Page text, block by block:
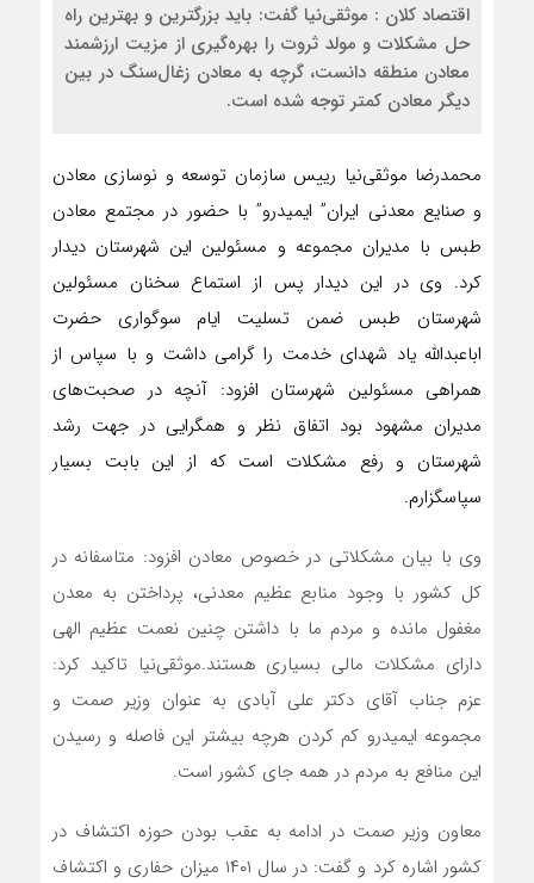
اقتصاد کلان : موثقی‌نیا گفت: باید بزرگترین و بهترین راه
حل مشکلات و مولد ثروت را بهره‌گیری از مزیت ارزشمند
معادن منطقه دانست، گرچه به معادن زغال‌سنگ در بین
دیگر معادن کمتر توجه شده است.
محمدرضا موثقی‌نیا رییس سازمان توسعه و نوسازی معادن
و صنایع معدنی ایران” ایمیدرو” با حضور در مجتمع معادن
طبس با مدیران مجموعه و مسئولین این شهرستان دیدار
کرد. وی در این دیدار پس از استماع سخنان مسئولین
شهرستان طبس ضمن تسلیت ایام سوگواری حضرت
اباعبدالله یاد شهدای خدمت را گرامی داشت و با سپاس از
همراهی مسئولین شهرستان افزود: آنچه در صحبت‌های
مدیران مشهود بود اتفاق نظر و همگرایی در جهت رشد
شهرستان و رفع مشکلات است که از این بابت بسیار
سپاسگزارم.
وی با بیان مشکلاتی در خصوص معادن افزود: متاسفانه در
کل کشور با وجود منابع عظیم معدنی، پرداختن به معدن
مغفول مانده و مردم ما با داشتن چنین نعمت عظیم الهی
دارای مشکلات مالی بسیاری هستند.موثقی‌نیا تاکید کرد:
عزم جناب آقای دکتر علی آبادی به عنوان وزیر صمت و
مجموعه ایمیدرو کم کردن هرچه بیشتر این فاصله و رسیدن
این منافع به مردم در همه جای کشور است.
معاون وزیر صمت در ادامه به عقب بودن حوزه اکتشاف در
کشور اشاره کرد و گفت: در سال ۱۴۰۱ میزان حفاری و اکتشاف